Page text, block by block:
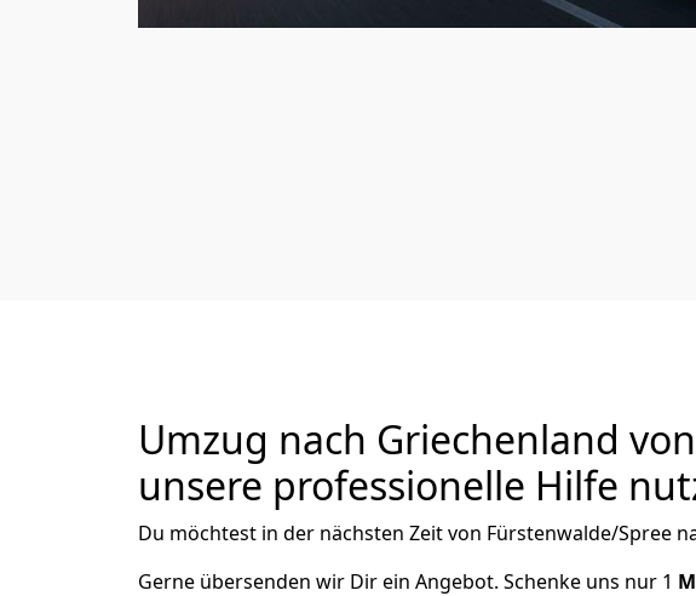
Umzug nach Griechenland
unsere professionelle Hilfe
Du möchtest in der nächsten Zeit von Fürstenwalde/Spree
Gerne übersenden wir Dir ein Angebot. Schenke uns nur 1